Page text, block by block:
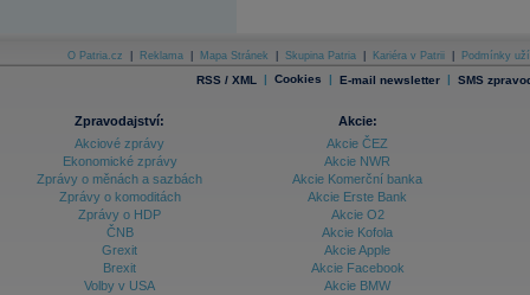
O Patria.cz Reklama Mapa Stránek Skupina Patria Kariéra v Patrii Podmínky
RSS / XML | Cookies | E-mail newsletter | SMS
Zpravodajství:
Akciové zprávy
Ekonomické zprávy
Zprávy o měnách a sazbách
Zprávy o komoditách
Zprávy o HDP
ČNB
Grexit
Brexit
Volby v USA
Akcie:
Akcie ČEZ
Akcie NWR
Akcie Komerční banka
Akcie Erste Bank
Akcie O2
Akcie Kofola
Akcie Apple
Akcie Facebook
Akcie BMW